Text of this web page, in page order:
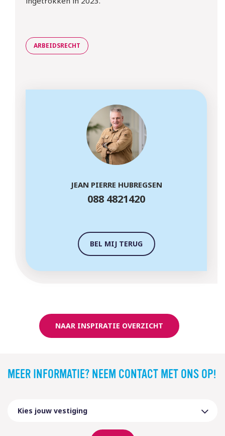
ARBEIDSRECHT
JEAN PIERRE HUBREGSEN
088 4821420
BEL MIJ TERUG
NAAR INSPIRATIE OVERZICHT
MEER INFORMATIE? NEEM CONTACT MET ONS OP!
Meld je gratis aan!